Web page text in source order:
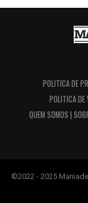
POLITICA DE
POLITICA DE
QUEM SOMOS |
©2022 - 2025